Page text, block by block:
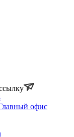
офис